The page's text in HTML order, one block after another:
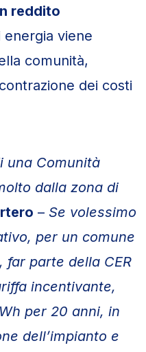
reddito
energia viene
comunità,
dei costi
una Comunità
dalla zona di
– Se volessimo
per un comune
parte della CER
incentivante,
per 20 anni, in
dell’impianto e